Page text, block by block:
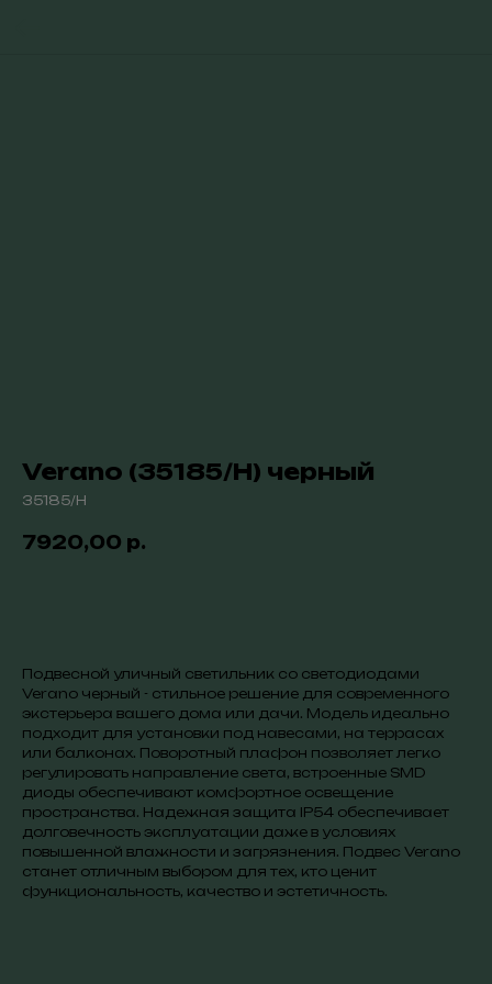
Verano (35185/H) черный
35185/H
7920,00 р.
Подвесной уличный светильник со светодиодами
Verano черный - стильное решение для современного
экстерьера вашего дома или дачи. Модель идеально
подходит для установки под навесами, на террасах
или балконах. Поворотный плафон позволяет легко
регулировать направление света, встроенные SMD
диоды обеспечивают комфортное освещение
пространства. Надежная защита IP54 обеспечивает
долговечность эксплуатации даже в условиях
повышенной влажности и загрязнения. Подвес Verano
станет отличным выбором для тех, кто ценит
функциональность, качество и эстетичность.